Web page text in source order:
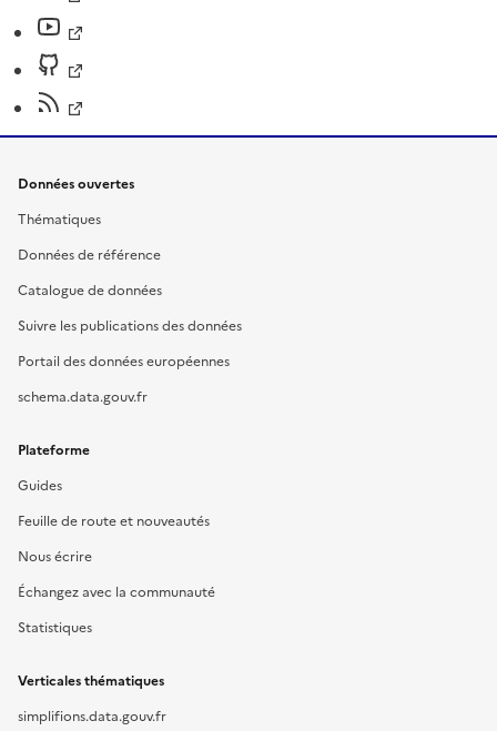
Données ouvertes
Thématiques
Données de référence
Catalogue de données
Suivre les publications des données
Portail des données européennes
schema.data.gouv.fr
Plateforme
Guides
Feuille de route et nouveautés
Nous écrire
Échangez avec la communauté
Statistiques
Verticales thématiques
simplifions.data.gouv.fr